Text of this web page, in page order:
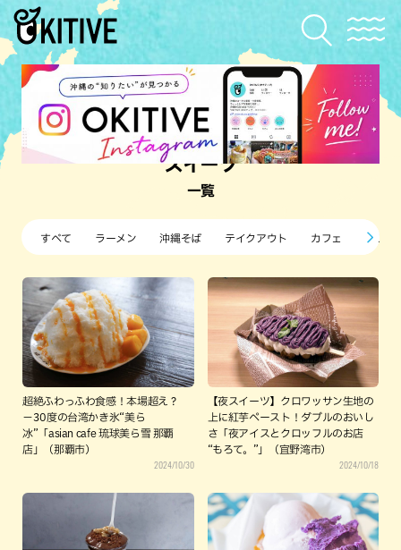
スイーツ
一覧
すべて ラーメン 沖縄そば テイクアウト カフェ すし・
超絶ふわっふわ食感！本場超え？
−30度の台湾かき氷“美ら
冰”「asian cafe 琉球美ら雪 那覇
店」（那覇市）
2024/10/30
【夜スイーツ】クロワッサン生地の
上に紅芋ペースト！ダブルのおいし
さ「夜アイスとクロッフルのお店
“もろて。”」（宜野湾市）
2024/10/18